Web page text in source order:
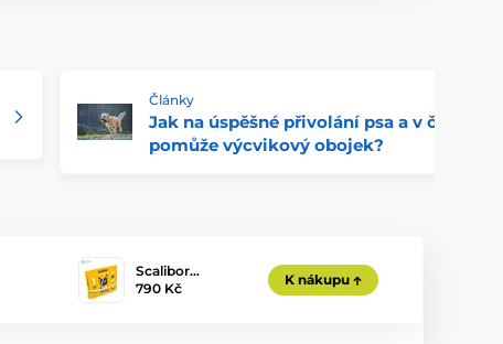
Články
Jak na úspěšné přivolání psa a v čem
pomůže výcvikový obojek?
Scalibor…
790 Kč
K nákupu